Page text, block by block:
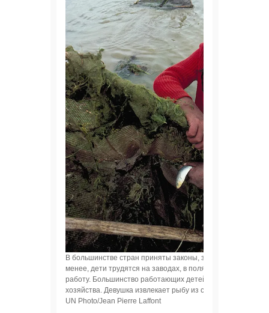
В большинстве стран приняты законы, запрещающие
менее, дети трудятся на заводах, в полях, выполняя
работу. Большинство работающих детей в мире заняты в
хозяйства. Девушка извлекает рыбу из сети на берегу
UN Photo/Jean Pierre Laffont